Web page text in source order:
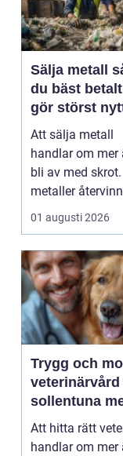
Sälja metall så får
du bäst
gör störst
miljön
Att sälja metall
handlar om mer
bli av med
metaller
sparas stora
mängder...
01 augusti 2026
Trygg och
veterinärvård
sollentuna
omnejd
Att hitta rätt
handlar om mer